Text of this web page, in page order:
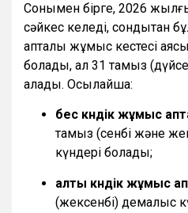
Сонымен бірге, 2026
сәйкес келеді, сондықтан
апталық жұмыс кестесі
болады, ал 31 тамыз
қалады. Осылайша:
бес күндік жұмыс
тамыз (сенбі және
күндері болады;
алты күндік жұмыс
(жексенбі) демалыс